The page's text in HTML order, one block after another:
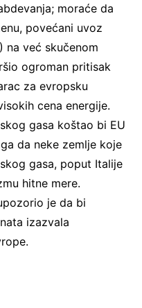
moraće da
povećani uvoz
na već skučenom
ogroman pritisak
za evropsku
cena energije.
gasa koštao bi EU
da neke zemlje koje
gasa, poput Italije
hitne mere.
je da bi
izazvala